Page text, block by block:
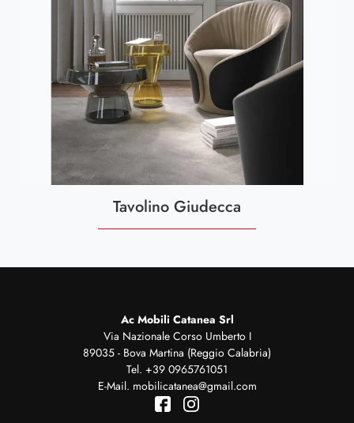
Tavolino Giudecca
Ac Mobili Catanea Srl
Via Nazionale Corso Umberto I
89035 - Bova Martina (Reggio Calabria)
Tel. +39 0965761051
E-Mail. mobilicatanea@gmail.com